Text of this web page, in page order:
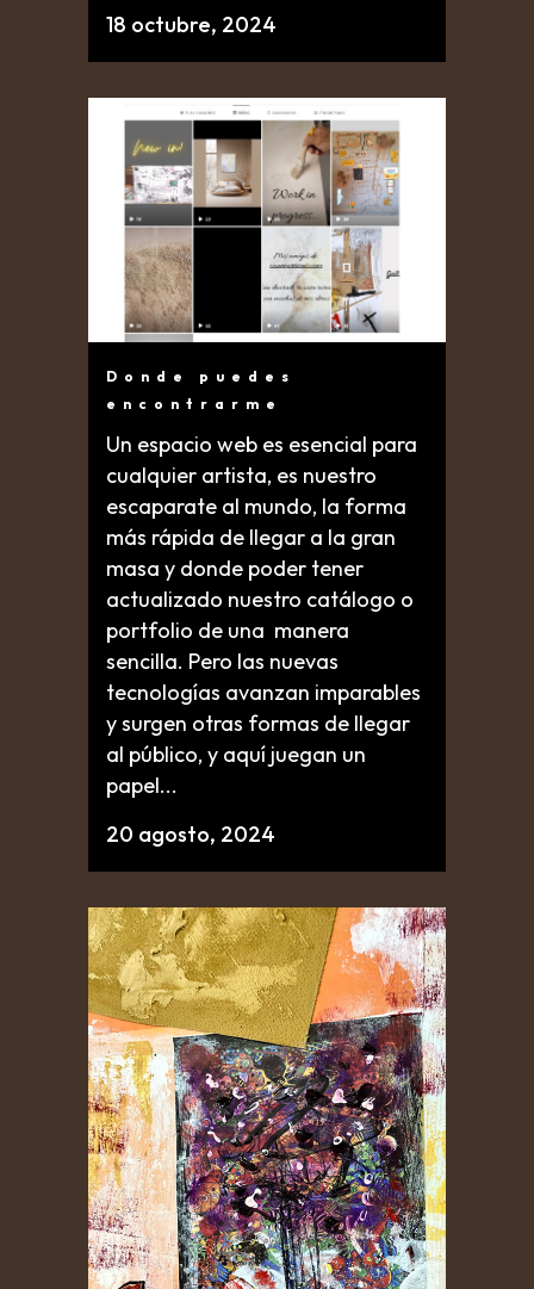
18 octubre, 2024
Donde puedes
encontrarme
Un espacio web es esencial para
cualquier artista, es nuestro
escaparate al mundo, la forma
más rápida de llegar a la gran
masa y donde poder tener
actualizado nuestro catálogo o
portfolio de una manera
sencilla. Pero las nuevas
tecnologías avanzan imparables
y surgen otras formas de llegar
al público, y aquí juegan un
papel...
20 agosto, 2024